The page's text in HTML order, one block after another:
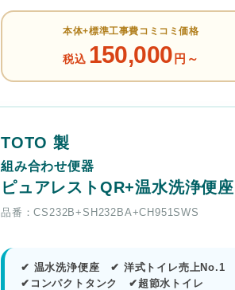
本体+標準工事費コミコミ価格
税込 150,000 円～
TOTO 製
組み合わせ便器
ピュアレストQR+温水洗浄便座
品番：CS232B+SH232BA+CH951SWS
✔ 温水洗浄便座 ✔ 洋式トイレ売上No.1
✔コンパクトタンク ✔超節水トイレ